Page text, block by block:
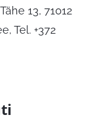
13, 71012
, Tel. +372